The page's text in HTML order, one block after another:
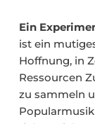
Ein
ist ein
Hoffnung, in
Ressourcen
zu sammeln